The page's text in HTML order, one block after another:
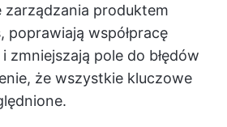
zarządzania produktem
poprawiają współpracę
zmniejszają pole do błędów
że wszystkie kluczowe